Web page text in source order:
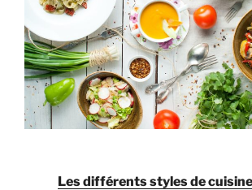
Les différents styles de